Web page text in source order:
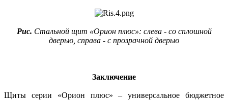
Рис. Стальной щит «Орион плюс»: слева - со сплошной
дверью, справа - с прозрачной дверью
Заключение
Щиты серии «Орион плюс» – универсальное бюджетное